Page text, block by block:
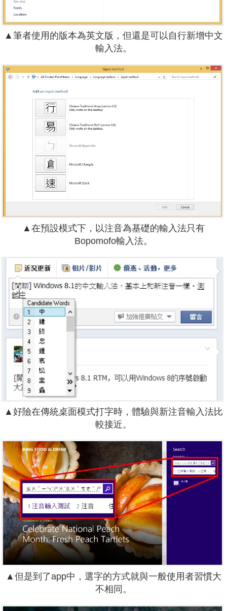
▲筆者使用的版本為英文版，但還是可以自行新增中文
輸入法。
▲在預設模式下，以注音為基礎的輸入法只有
Bopomofo輸入法。
▲好險在傳統桌面模式打字時，體驗與新注音輸入法比
較接近。
▲但是到了app中，選字的方式就與一般使用者習慣大
不相同。